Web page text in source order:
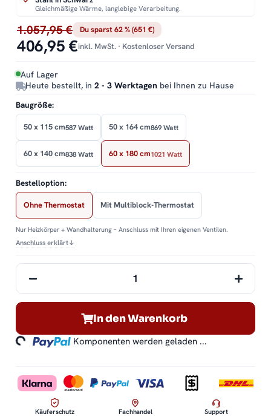
1.057,95 € Du sparst 62 % (651 €)
406,95 €inkl. MwSt. · Kostenloser Versand
Auf Lager
Heute bestellt, in 2 - 3 Werktagen bei Ihnen zu Hause
Gleichmäßige Wärme, langlebige Verarbeitung.
Baugröße:
50 x 115 cm587 Watt 50 x 164 cm869 Watt
60 x 140 cm838 Watt 60 x 180 cm1021 Watt
Bestelloption:
Ohne Thermostat Mit Multiblock-Thermostat
Nur Heizkörper + Wandhalterung – Anschluss mit Ihren eigenen Ventilen.
Anschluss erklärt↓
In den Warenkorb
Komponenten werden geladen ...
Käuferschutz Fachhandel Support